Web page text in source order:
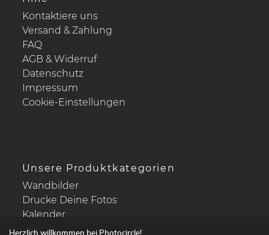
Kontaktiere uns
Versand & Zahlung
FAQ
AGB & Widerruf
Datenschutz
Impressum
Cookie-Einstellungen
Unsere Produktkategorien
Wandbilder
Drucke Deine Fotos
Kalender